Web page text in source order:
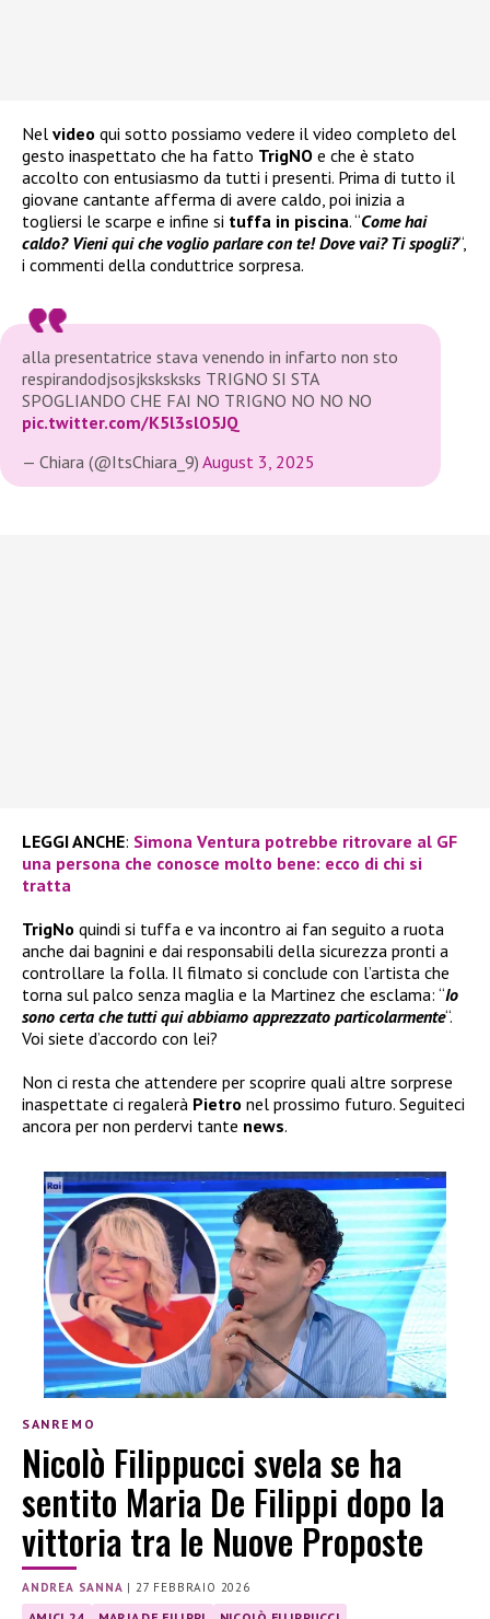
Nel video qui sotto possiamo vedere il video completo del
gesto inaspettato che ha fatto TrigNO e che è stato
accolto con entusiasmo da tutti i presenti. Prima di tutto il
giovane cantante afferma di avere caldo, poi inizia a
togliersi le scarpe e infine si tuffa in piscina. “Come hai
caldo? Vieni qui che voglio parlare con te! Dove vai? Ti spogli?“,
i commenti della conduttrice sorpresa.
alla presentatrice stava venendo in infarto non sto
respirandodjsosjksksksks TRIGNO SI STA
SPOGLIANDO CHE FAI NO TRIGNO NO NO NO
pic.twitter.com/K5l3slO5JQ
— Chiara (@ItsChiara_9) August 3, 2025
LEGGI ANCHE: Simona Ventura potrebbe ritrovare al GF
una persona che conosce molto bene: ecco di chi si
tratta
TrigNo quindi si tuffa e va incontro ai fan seguito a ruota
anche dai bagnini e dai responsabili della sicurezza pronti a
controllare la folla. Il filmato si conclude con l’artista che
torna sul palco senza maglia e la Martinez che esclama: “Io
sono certa che tutti qui abbiamo apprezzato particolarmente“.
Voi siete d’accordo con lei?
Non ci resta che attendere per scoprire quali altre sorprese
inaspettate ci regalerà Pietro nel prossimo futuro. Seguiteci
ancora per non perdervi tante news.
SANREMO
Nicolò Filippucci svela se ha
sentito Maria De Filippi dopo la
vittoria tra le Nuove Proposte
ANDREA SANNA | 27 FEBBRAIO 2026